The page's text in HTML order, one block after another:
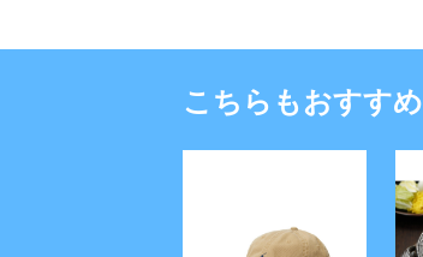
こちらもおすすめ